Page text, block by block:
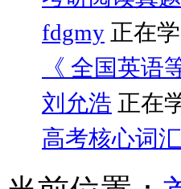
fdgmy 正在
《 全国英语
刘允浩 正在
高考核心词